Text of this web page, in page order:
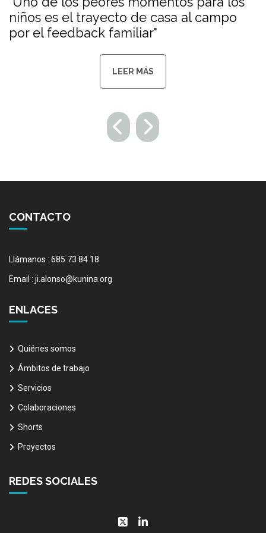
niños es el trayecto de casa al campo
por el feedback familiar"
LEER MÁS
CONTACTO
Llámanos : 685 73 84 18
Email : ji.alonso@kunina.org
ENLACES
Quiénes somos
Ámbitos de trabajo
Servicios
Colaboraciones
Shorts
Proyectos
REDES SOCIALES